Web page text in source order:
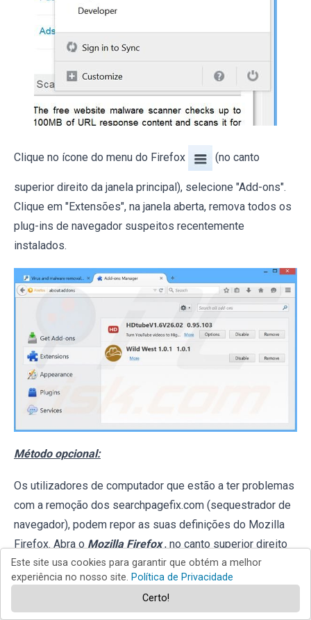
Clique no ícone do menu do Firefox (no canto
superior direito da janela principal), selecione "Add-ons".
Clique em "Extensões", na janela aberta, remova todos os
plug-ins de navegador suspeitos recentemente
instalados.
Método opcional:
Os utilizadores de computador que estão a ter problemas
com a remoção dos searchpagefix.com (sequestrador de
navegador), podem repor as suas definições do Mozilla
Firefox. Abra o Mozilla Firefox , no canto superior direito
da janela principal clique no menu Firefox
do menu suspenso escolhaMenu de Ajuda Aberto e
Este site usa cookies para garantir que obtém a melhor
experiência no nosso site. Política de Privacidade
Certo!